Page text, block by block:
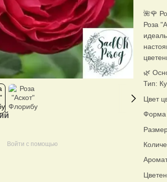
Войти с помощью
🌺🌹
Роза
🌿
Тип:
Цвет
Форма